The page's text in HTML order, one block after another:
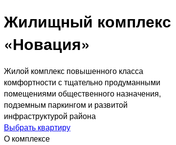
Жилищный комплекс
«Новация»
Жилой комплекс повышенного класса
комфортности с тщательно продуманными
помещениями общественного назначения,
подземным паркингом и развитой
инфраструктурой района
Выбрать квартиру
О комплексе